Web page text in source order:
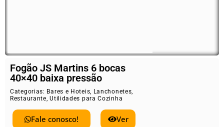
Fogão JS Martins 6 bocas
40×40 baixa pressão
Categorias: Bares e Hoteis, Lanchonetes,
Restaurante,Utilidades para Cozinha
Fale conosco! Ver